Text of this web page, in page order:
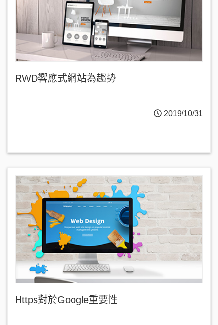
RWD響應式網站為趨勢
2019/10/31
Https對於Google重要性